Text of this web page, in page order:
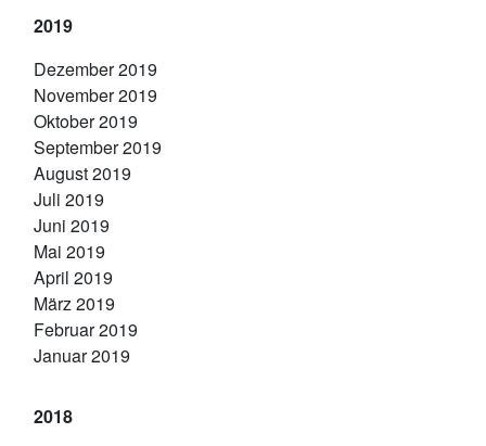
2019
Dezember 2019
November 2019
Oktober 2019
September 2019
August 2019
Juli 2019
Juni 2019
Mai 2019
April 2019
März 2019
Februar 2019
Januar 2019
2018